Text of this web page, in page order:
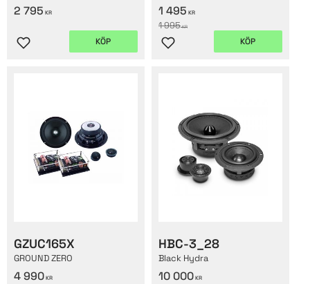
2 795 KR
Lägg till i favoriter
KÖP
1 495 KR
1 995KR
Lägg till i favoriter
KÖP
GZUC165X
GROUND ZERO
4 990 KR
HBC-3_28
Black Hydra
10 000 KR